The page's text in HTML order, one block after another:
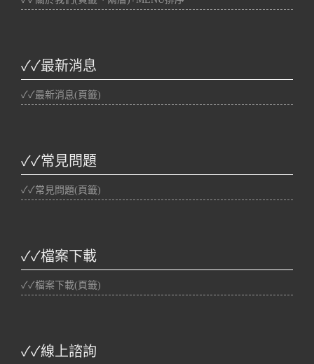
✓✓最新消息
✓✓最新消息(頁籤)
✓✓常見問題
✓✓常見問題(頁籤)
✓✓檔案下載
✓✓檔案下載(頁籤)
✓✓線上諮詢